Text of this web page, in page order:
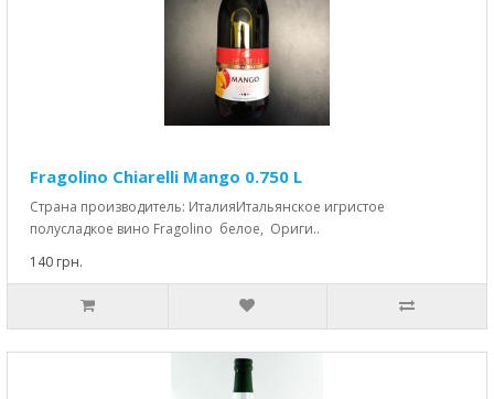
Fragolino Chiarelli Mango 0.750 L
Страна производитель: ИталияИтальянское игристое
полусладкое вино Fragolino белое, Ориги..
140 грн.